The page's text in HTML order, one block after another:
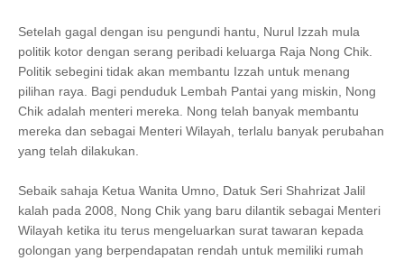
Setelah gagal dengan isu pengundi hantu, Nurul Izzah mula
politik kotor dengan serang peribadi keluarga Raja Nong Chik.
Politik sebegini tidak akan membantu Izzah untuk menang
pilihan raya. Bagi penduduk Lembah Pantai yang miskin, Nong
Chik adalah menteri mereka. Nong telah banyak membantu
mereka dan sebagai Menteri Wilayah, terlalu banyak perubahan
yang telah dilakukan.
Sebaik sahaja Ketua Wanita Umno, Datuk Seri Shahrizat Jalil
kalah pada 2008, Nong Chik yang baru dilantik sebagai Menteri
Wilayah ketika itu terus mengeluarkan surat tawaran kepada
golongan yang berpendapatan rendah untuk memiliki rumah